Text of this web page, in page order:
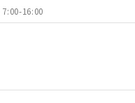
16:00